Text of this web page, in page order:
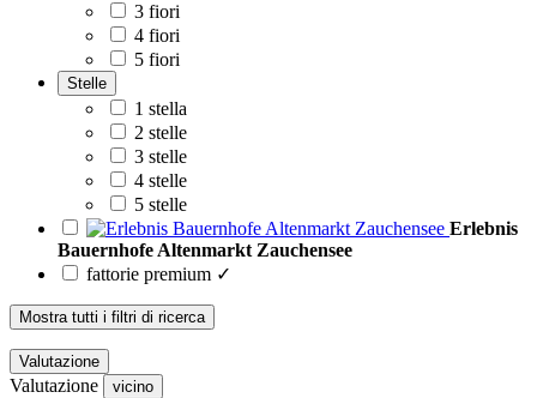
3 fiori
4 fiori
5 fiori
Stelle
1 stella
2 stelle
3 stelle
4 stelle
5 stelle
Erlebnis
Bauernhofe Altenmarkt Zauchensee
fattorie premium ✓
Mostra tutti i filtri di ricerca
Valutazione
Valutazione vicino